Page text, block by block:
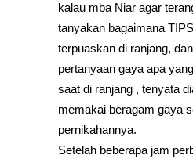
kalau mba Niar agar
tanyakan bagaimana
terpuaskan di ranjang,
pertanyaan gaya apa
saat di ranjang , tenyata
memakai beragam gaya
pernikahannya.
Setelah beberapa jam